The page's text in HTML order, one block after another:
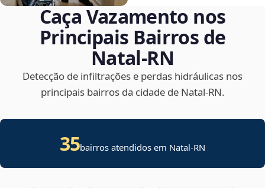
Caça Vazamento nos
Principais Bairros de
Natal‑RN
Detecção de infiltrações e perdas hidráulicas nos
principais bairros da cidade de Natal‑RN.
35bairros atendidos em Natal-RN